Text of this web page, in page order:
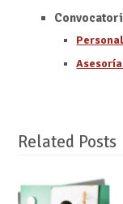
Related Posts